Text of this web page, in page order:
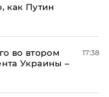
как Путин
во втором
Украины –
17:38